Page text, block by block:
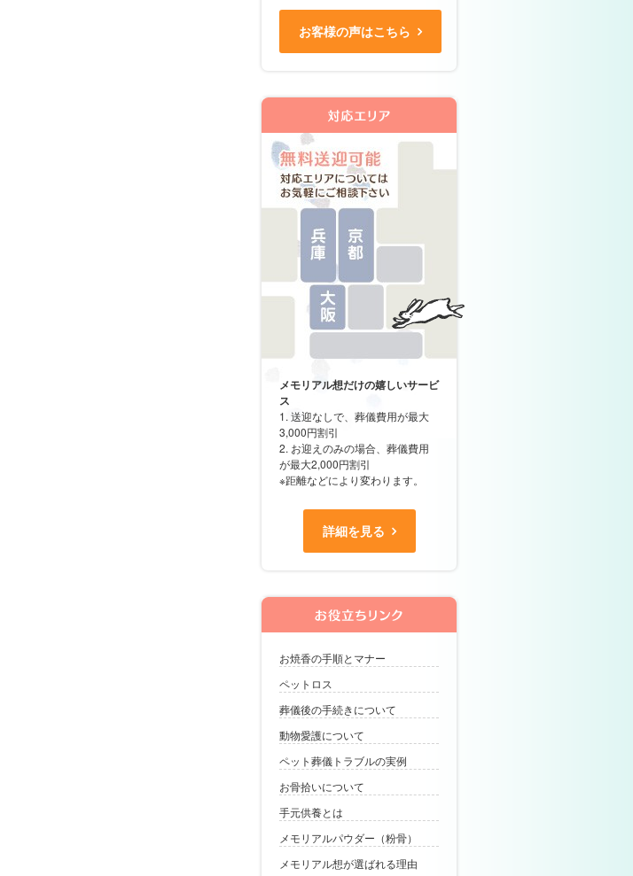
お客様の声はこちら
メモリアル想だけの嬉しいサービ
ス
1. 送迎なしで、葬儀費用が最大
3,000円割引
2. お迎えのみの場合、葬儀費用
が最大2,000円割引
※距離などにより変わります。
詳細を見る
お焼香の手順とマナー
ペットロス
葬儀後の手続きについて
動物愛護について
ペット葬儀トラブルの実例
お骨拾いについて
手元供養とは
メモリアルパウダー（粉骨）
メモリアル想が選ばれる理由